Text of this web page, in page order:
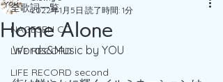
全歌詞一覧
NAGESEN CD
LIFE RECORD
LIFE RECORD second
Home Alone
2022年1月5日 読了時間: 1分
Words&Music by YOU